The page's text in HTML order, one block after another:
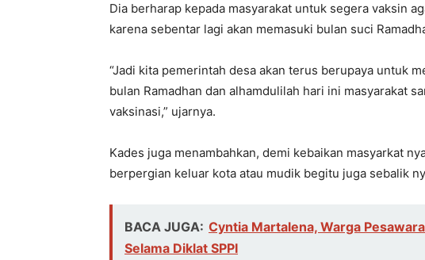
Dia berharap kepada masyarakat untuk segera vaksin
karena sebentar lagi akan memasuki bulan suci
“Jadi kita pemerintah desa akan terus berupaya untuk
bulan Ramadhan dan alhamdulilah hari ini masyarakat
vaksinasi,” ujarnya.
Kades juga menambahkan, demi kebaikan masyarkat
berpergian keluar kota atau mudik begitu juga sebalik
BACA JUGA: Cyntia Martalena, Warga
Selama Diklat SPPI